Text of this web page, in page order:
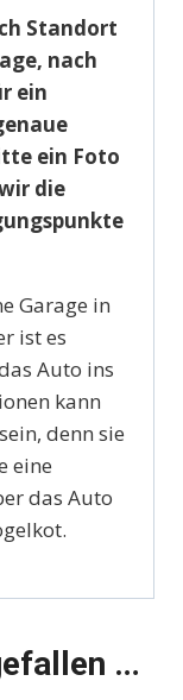
Standort
nach
ein
ein Foto
die
Garage in
ist es
Auto ins
kann
denn sie
eine
das Auto
…